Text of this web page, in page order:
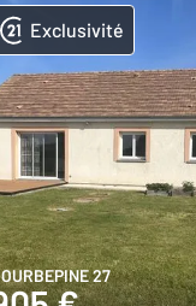
Exclusivité
27